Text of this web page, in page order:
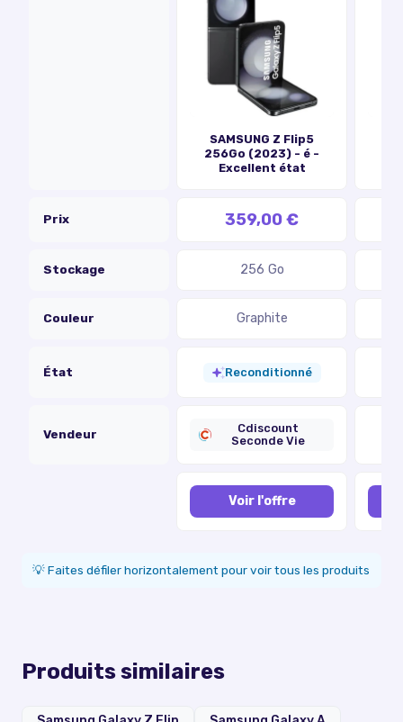
SAMSUNG Z Flip5
256Go (2023) - é -
Excellent état
Prix 359,00 €
Stockage 256 Go
Couleur Graphite
État Reconditionné
Vendeur
Cdiscount
Seconde Vie
Voir l'offre
💡 Faites défiler horizontalement pour voir tous les produits
Produits similaires